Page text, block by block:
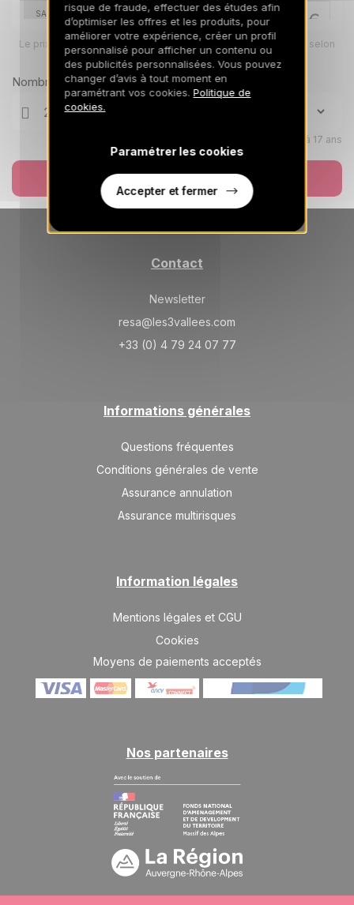
SAM. 605 €
/hébergement
Retour le
30/01/2027
mars 2027
06 640 €
Retour le
13 560 €
MARS
425 €
/hébergement
Le prix total pour votre sélection sera ajusté en page suivante selon
vos options
Nombre de voyageurs
Enfants âgés de 0 à 17 ans
Réserver
Contact
Newsletter
resa@les3vallees.com
+33 (0) 4 79 24 07 77
Informations générales
Questions fréquentes
Conditions générales de vente
Assurance annulation
Assurance multirisques
Information légales
Mentions légales et CGU
Cookies
Moyens de paiements acceptés
Nos partenaires
risque de fraude, effectuer des études afin
d’optimiser les offres et les produits, pour
améliorer votre expérience, créer un profil
personnalisé pour afficher un contenu ou
des publicités personnalisées. Vous pouvez
changer d’avis à tout moment en
paramétrant vos cookies. Politique de
cookies.
Paramétrer les cookies
Accepter et fermer